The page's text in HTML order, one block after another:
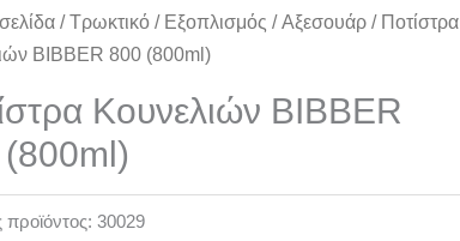
/Τρωκτικό/ Εξοπλισμός /Αξεσουάρ/ Ποτίστρα
BIBBER 800 (800ml)
Κουνελιών BIBBER
προϊόντος: 30029